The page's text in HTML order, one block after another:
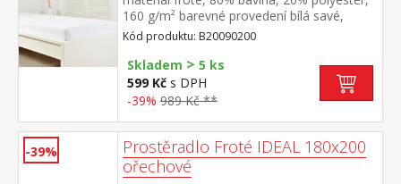
160 g/m² barevné provedení bílá savé,
odolné, stálobarevné, obšito gumou pro
matrace do výšky 25 cm pratelné do 40 °C
Kód produktu: B20090200
Skladem > 5 ks
599 Kč s DPH
-39% 989 Kč **
-39%
Prostěradlo Froté IDEAL 180x200
ořechové